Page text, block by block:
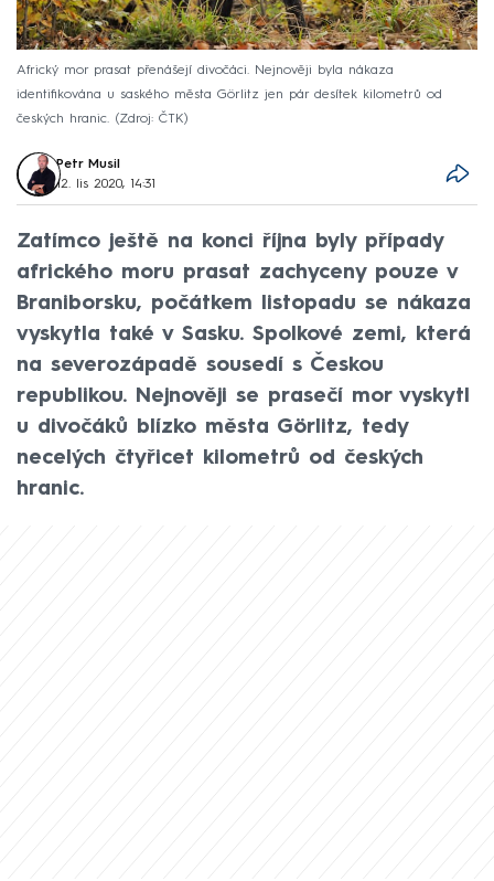
Africký mor prasat přenášejí divočáci. Nejnověji byla nákaza
identifikována u saského města Görlitz jen pár desítek kilometrů od
českých hranic.
Zdroj: ČTK
Petr Musil
12. lis 2020, 14:31
Zatímco ještě na konci října byly případy
afrického moru prasat zachyceny pouze v
Braniborsku, počátkem listopadu se nákaza
vyskytla také v Sasku. Spolkové zemi, která
na severozápadě sousedí s Českou
republikou. Nejnověji se prasečí mor vyskytl
u divočáků blízko města Görlitz, tedy
necelých čtyřicet kilometrů od českých
hranic.